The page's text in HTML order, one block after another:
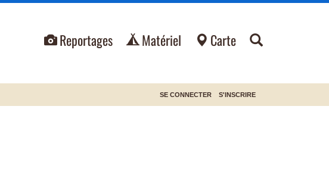
Reportages Matériel Carte
SE CONNECTER S'INSCRIRE